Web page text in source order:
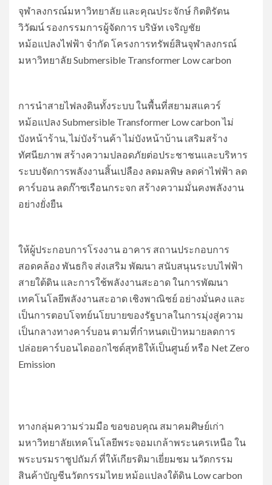
จุฬาลงกรณ์มหาวิทยาลัย และคุณประจักษ์ กิตติรัตน
วิวัฒน์ รองกรรมการผู้จัดการ บริษัท เจริญชัย
หม้อแปลงไฟฟ้า จำกัด โครงการทรัพย์สินจุฬาลงกรณ์
มหาวิทยาลัย Submersible Transformer Low carbon
การนำสายไฟลงดินทั้งระบบ ในพื้นที่สยามสแควร์
หม้อแปลง Submersible Transformer Low carbon ไม่
บังหน้าร้าน, ไม่บังร้านค้า ไม่บังหน้าบ้าน เสริมสร้าง
ทัศนียภาพ สร้างความปลอดภัยต่อประชาชนและบริหาร
ระบบจัดการพลังงานสิ้นเปลือง ลดมลพิษ ลดค่าไฟฟ้า ลด
คาร์บอน ลดก๊าซเรือนกระจก สร้างความมั่นคงพลังงาน
อย่างยั่งยืน
ให้ผู้ประกอบการโรงงาน อาคาร สถานประกอบการ
สอดคล้อง พันธกิจ ส่งเสริม พัฒนา สนับสนุนระบบไฟฟ้า
สายใต้ดิน และการใช้พลังงานสะอาด ในการพัฒนา
เทคโนโลยีพลังงานสะอาด เชิงพาณิชย์ อย่างมั่นคง และ
เป็นการตอบโจทย์นโยบายของรัฐบาลในการมุ่งสู่ความ
เป็นกลางทางคาร์บอน ตามที่กำหนดเป้าหมายลดการ
ปล่อยคาร์บอนไดออกไซด์สุทธิให้เป็นศูนย์ หรือ Net Zero
Emission
ทางกลุ่มความร่วมมือ ขอขอบคุณ สมาคมศิษย์เก่า
มหาวิทยาลัยเทคโนโลยีพระจอมเกล้าพระนครเหนือ ใน
พระบรมราชูปถัมภ์ ที่ให้เกียรติมาเยี่ยมชม นวัตกรรม
สินค้าบัญชีนวัตกรรมไทย หม้อแปลงใต้ดิน Low carbon